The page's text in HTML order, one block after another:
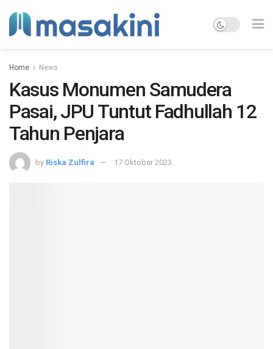
Home News
Kasus Monumen Samudera
Pasai, JPU Tuntut Fadhullah 12
Tahun Penjara
by Riska Zulfira 17 Oktober 2023